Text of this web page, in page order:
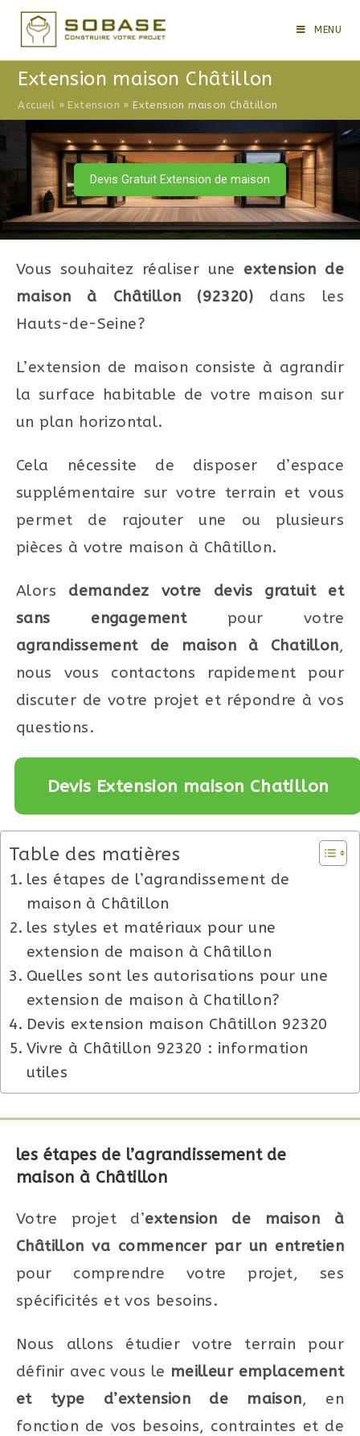
Skip
content
MENU
Extension maison Châtillon
Accueil » Extension »Extension maison Châtillon
Devis Gratuit Extension de maison
Vous souhaitez réaliser une extension de
maison à Châtillon (92320) dans les
Hauts-de-Seine?
L’extension de maison consiste à agrandir
la surface habitable de votre maison sur
un plan horizontal.
Cela nécessite de disposer d’espace
supplémentaire sur votre terrain et vous
permet de rajouter une ou plusieurs
pièces à votre maison à Châtillon.
Alors demandez votre devis gratuit et
sans engagement pour votre
agrandissement de maison à Chatillon,
nous vous contactons rapidement pour
discuter de votre projet et répondre à vos
questions.
Devis Extension maison Chatillon
Table des matières
les étapes de l’agrandissement de
maison à Châtillon
les styles et matériaux pour une
extension de maison à Châtillon
Quelles sont les autorisations pour une
extension de maison à Chatillon?
Devis extension maison Châtillon 92320
Vivre à Châtillon 92320 : information
utiles
les étapes de l’agrandissement de
maison à Châtillon
Votre projet d’extension de maison à
Châtillon va commencer par un entretien
pour comprendre votre projet, ses
spécificités et vos besoins.
Nous allons étudier votre terrain pour
définir avec vous le meilleur emplacement
et type d’extension de maison, en
fonction de vos besoins, contraintes et de